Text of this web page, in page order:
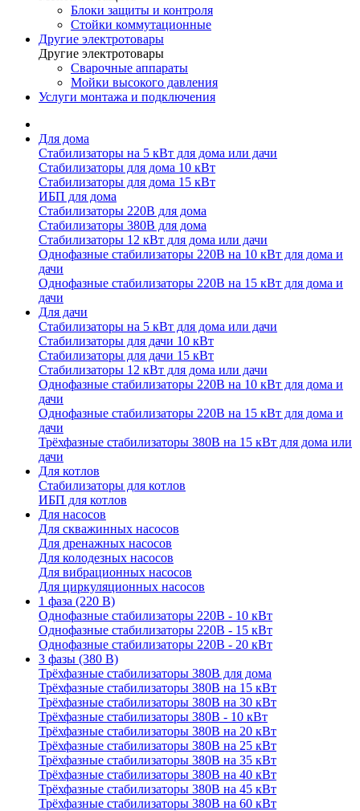
Блоки защиты и контроля
Стойки коммутационные
Другие электротовары
Другие электротовары
Сварочные аппараты
Мойки высокого давления
Услуги монтажа и подключения
Для дома
Стабилизаторы на 5 кВт для дома или дачи
Стабилизаторы для дома 10 кВт
Стабилизаторы для дома 15 кВт
ИБП для дома
Стабилизаторы 220В для дома
Стабилизаторы 380В для дома
Стабилизаторы 12 кВт для дома или дачи
Однофазные стабилизаторы 220В на 10 кВт для дома и
дачи
Однофазные стабилизаторы 220В на 15 кВт для дома и
дачи
Для дачи
Стабилизаторы на 5 кВт для дома или дачи
Стабилизаторы для дачи 10 кВт
Стабилизаторы для дачи 15 кВт
Стабилизаторы 12 кВт для дома или дачи
Однофазные стабилизаторы 220В на 10 кВт для дома и
дачи
Однофазные стабилизаторы 220В на 15 кВт для дома и
дачи
Трёхфазные стабилизаторы 380В на 15 кВт для дома или
дачи
Для котлов
Стабилизаторы для котлов
ИБП для котлов
Для насосов
Для скважинных насосов
Для дренажных насосов
Для колодезных насосов
Для вибрационных насосов
Для циркуляционных насосов
1 фаза (220 В)
Однофазные стабилизаторы 220В - 10 кВт
Однофазные стабилизаторы 220В - 15 кВт
Однофазные стабилизаторы 220В - 20 кВт
3 фазы (380 В)
Трёхфазные стабилизаторы 380В для дома
Трёхфазные стабилизаторы 380В на 15 кВт
Трёхфазные стабилизаторы 380В на 30 кВт
Трёхфазные стабилизаторы 380В - 10 кВт
Трёхфазные стабилизаторы 380В на 20 кВт
Трёхфазные стабилизаторы 380В на 25 кВт
Трёхфазные стабилизаторы 380В на 35 кВт
Трёхфазные стабилизаторы 380В на 40 кВт
Трёхфазные стабилизаторы 380В на 45 кВт
Трёхфазные стабилизаторы 380В на 60 кВт